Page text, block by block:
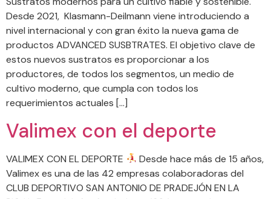
Desde 2021, Klasmann-Deilmann viene introduciendo a
nivel internacional y con gran éxito la nueva gama de
productos ADVANCED SUSBTRATES. El objetivo clave de
estos nuevos sustratos es proporcionar a los
productores, de todos los segmentos, un medio de
cultivo moderno, que cumpla con todos los
requerimientos actuales […]
Valimex con el deporte
VALIMEX CON EL DEPORTE
Desde hace más de 15 años,
Valimex es una de las 42 empresas colaboradoras del
CLUB DEPORTIVO SAN ANTONIO DE PRADEJÓN EN LA